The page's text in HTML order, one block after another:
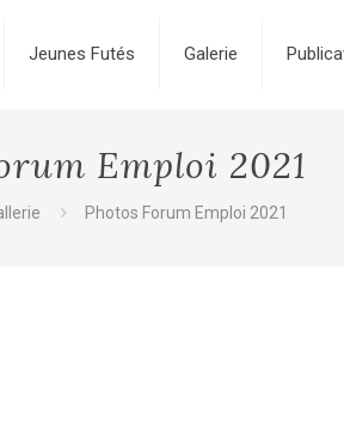
Jeunes Futés Galerie
Emploi 2021
Photos Forum Emploi 2021